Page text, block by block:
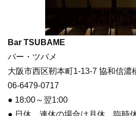
Bar TSUBAME
バー・ツバメ
大阪市西区靭本町1-13-7 協和信濃
06-6479-0717
● 18:00～翌1:00
● 日休、連休の場合は月休、臨時